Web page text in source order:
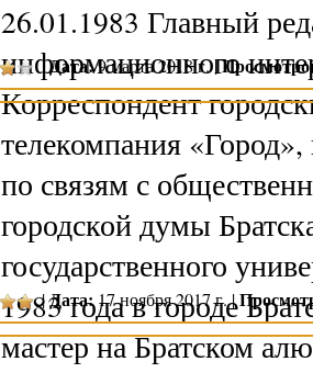
26.01.1983 Главный
информационного
Корреспондент
телекомпания
по связям с
городской думы
государственного
1983 года в городе
мастер на Братском
|Дата:9 марта 2018 г. |
|Дата:17 ноября 2017 г. |